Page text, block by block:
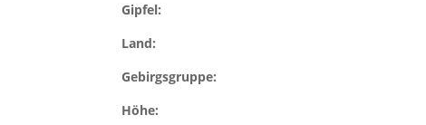
Gipfel:
Land:
Gebirgsgruppe:
Höhe: